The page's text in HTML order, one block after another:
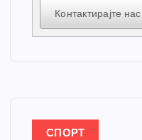
Контактирајте нас
СПОРТ